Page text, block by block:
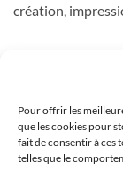
Pour offrir les
que les cookies pour
fait de consentir à ces
telles que le
création,
988, route de
Tél :